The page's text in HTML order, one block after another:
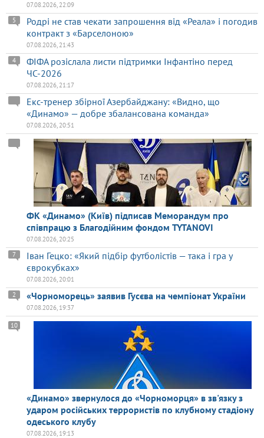
07.08.2026, 22:09
Родрі не став чекати запрошення від «Реала» і погодив
контракт з «Барселоною»
5
07.08.2026, 21:43
ФІФА розіслала листи підтримки Інфантіно перед
ЧС-2026
4
07.08.2026, 21:17
Екс-тренер збірної Азербайджану: «Видно, що
«Динамо» — добре збалансована команда»
07.08.2026, 20:51
ФК «Динамо» (Київ) підписав Меморандум про
співпрацю з Благодійним фондом TYTANOVI
07.08.2026, 20:25
Іван Гецко: «Який підбір футболістів — така і гра у
єврокубках»
7
07.08.2026, 20:01
«Чорноморець» заявив Гусєва на чемпіонат України
2
07.08.2026, 19:37
«Динамо» звернулося до «Чорноморця» в зв'язку з
ударом російських террористів по клубному стадіону
одеського клубу
10
07.08.2026, 19:13